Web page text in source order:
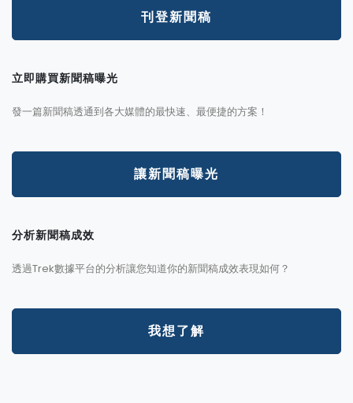
刊登新聞稿
立即購買新聞稿曝光
發一篇新聞稿透通到各大媒體的最快速、最便捷的方案！
讓新聞稿曝光
分析新聞稿成效
透過Trek數據平台的分析讓您知道你的新聞稿成效表現如何？
我想了解